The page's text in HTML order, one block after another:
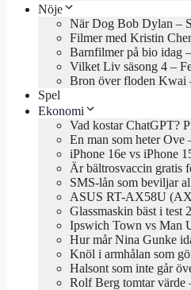
Nöje
När Dog Bob Dylan –
Filmer med Kristin
Barnfilmer på bio idag
Vilket Liv säsong 4 –
Bron över floden Kwai
Spel
Ekonomi
Vad kostar ChatGPT?
En man som heter Ove
iPhone 16e vs iPhone
Är bältrosvaccin gratis
SMS-lån som beviljar
ASUS RT-AX58U
Glassmaskin bäst i test
Ipswich Town vs Man
Hur mår Nina Gunke
Knöl i armhålan som
Halsont som inte går
Rolf Berg tomtar värde